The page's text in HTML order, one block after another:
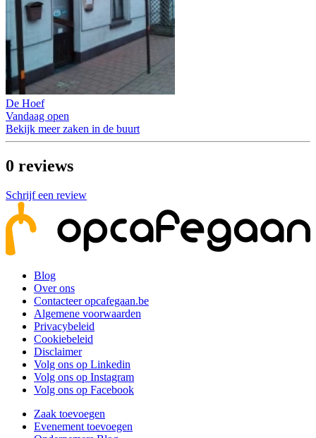
De Hoef
Vandaag open
Bekijk meer zaken in de buurt
0 reviews
Schrijf een review
Blog
Over ons
Contacteer opcafegaan.be
Algemene voorwaarden
Privacybeleid
Cookiebeleid
Disclaimer
Volg ons op Linkedin
Volg ons op Instagram
Volg ons op Facebook
Zaak toevoegen
Evenement toevoegen